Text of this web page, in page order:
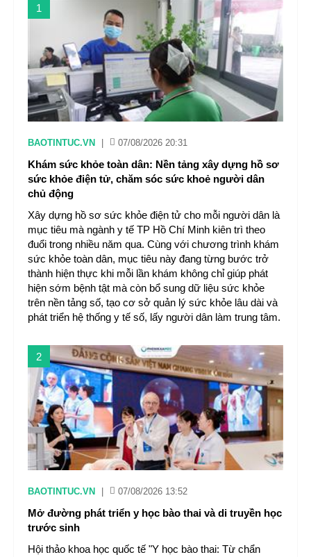
1
BAOTINTUC.VN 07/08/2026 20:31
Khám sức khỏe toàn dân: Nền tảng xây dựng hồ sơ
sức khỏe điện tử, chăm sóc sức khoẻ người dân
chủ động
Xây dựng hồ sơ sức khỏe điện tử cho mỗi người dân là
mục tiêu mà ngành y tế TP Hồ Chí Minh kiên trì theo
đuổi trong nhiều năm qua. Cùng với chương trình khám
sức khỏe toàn dân, mục tiêu này đang từng bước trở
thành hiện thực khi mỗi lần khám không chỉ giúp phát
hiện sớm bệnh tật mà còn bổ sung dữ liệu sức khỏe
trên nền tảng số, tạo cơ sở quản lý sức khỏe lâu dài và
phát triển hệ thống y tế số, lấy người dân làm trung tâm.
2
BAOTINTUC.VN 07/08/2026 13:52
Mở đường phát triển y học bào thai và di truyền học
trước sinh
Hội thảo khoa học quốc tế "Y học bào thai: Từ chẩn